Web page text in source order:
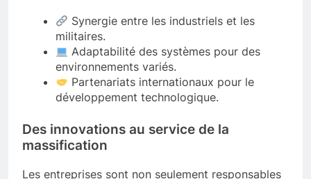
Synergie entre les industriels et les
militaires.
Adaptabilité des systèmes pour des
environnements variés.
Partenariats internationaux pour le
Des innovations au service de la